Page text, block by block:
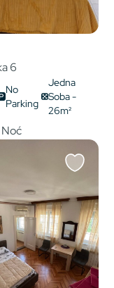
6
No
Parking
Jedna
Soba -
26m²